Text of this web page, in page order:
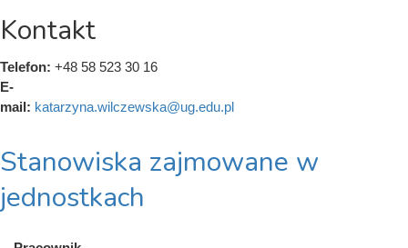
Kontakt
Telefon: +48 58 523 30 16
E-
mail: katarzyna.wilczewska@ug.edu.pl
Stanowiska zajmowane w
jednostkach